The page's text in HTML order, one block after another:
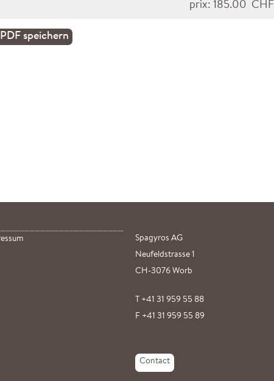
prix: 185.00 CHF
speichern
Spagyros AG
Neufeldstrasse 1
CH-3076 Worb
T +41 31 959 55 88
F +41 31 959 55 89
Contact